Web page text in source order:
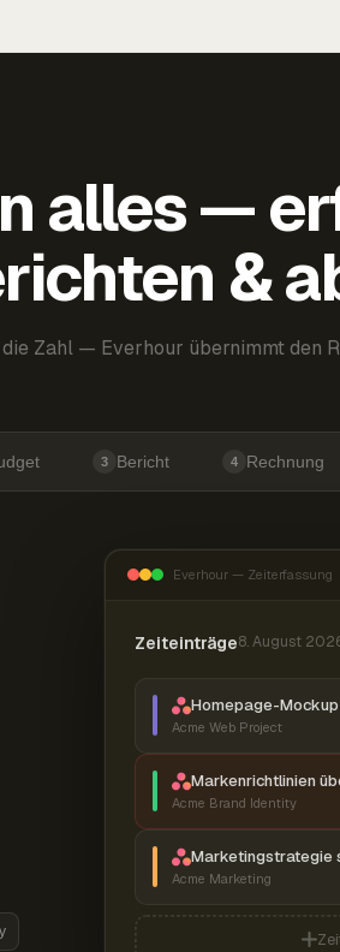
alles —
&
Zahl — Everhour übernimmt den
3 Bericht 4 Rechnung
Everhour — Zeiterfassung
Zeiteinträge8. August
Homepage-
Acme Web Project
Markenrichtlinien
Acme Brand Identity
Marketingstrategie
Acme Marketing